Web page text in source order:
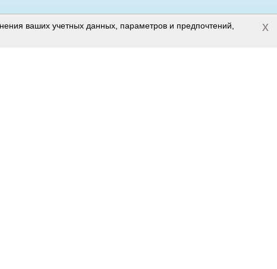
ваших учетных данных, параметров и предпочтений,
x